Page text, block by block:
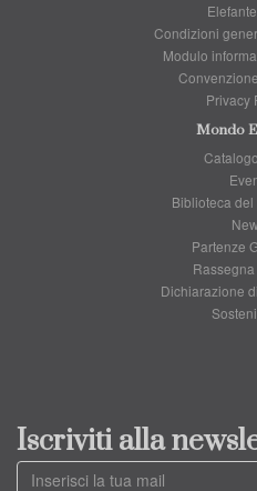
Condizioni
Modulo
Privacy
Mondo
Biblioteca
Partenze
Dichiarazione
Iscriviti alla